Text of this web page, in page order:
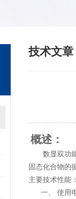
技术文章
概述：
数显双功
固态化合物的
主要技术性能
一、 使用